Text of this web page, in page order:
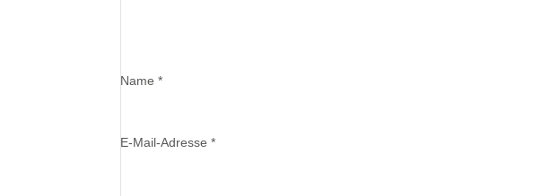
Name*
E-Mail-Adresse*